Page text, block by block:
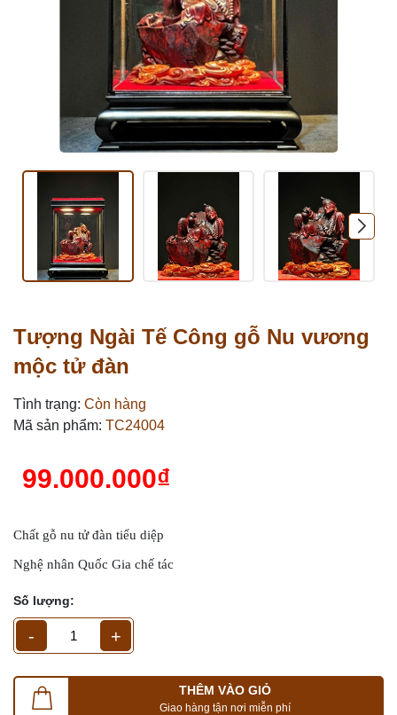
Tượng Ngài Tế Công gỗ Nu vương
mộc tử đàn
Tình trạng: Còn hàng
Mã sản phẩm: TC24004
99.000.000₫
Chất gỗ nu tử đàn tiểu diệp
Nghệ nhân Quốc Gia chế tác
Số lượng:
- +
THÊM VÀO GIỎ
Giao hàng tận nơi miễn phí